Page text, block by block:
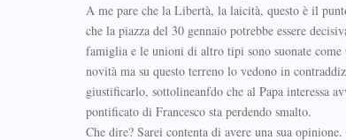
A me pare che la Libertà, la laicità, questo è il
che la piazza del 30 gennaio potrebbe essere
famiglia e le unioni di altro tipi sono suonate
novità ma su questo terreno lo vedono in
giustificarlo, sottolineanfdo che al Papa interessa
pontificato di Francesco sta perdendo smalto.
Che dire? Sarei contenta di avere una sua opinione.